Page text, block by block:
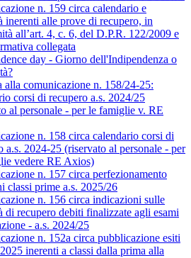
n. 159 circa calendario e
inerenti alle prove di recupero, in
all’art. 4, c. 6, del D.P.R. 122/2009 e
collegata
day - Giorno dell'Indipendenza o
alla comunicazione n. 158/24-25:
corsi di recupero a.s. 2024/25
al personale - per le famiglie v. RE
n. 158 circa calendario corsi di
a.s. 2024-25 (riservato al personale - per
vedere RE Axios)
n. 157 circa perfezionamento
classi prime a.s. 2025/26
n. 156 circa indicazioni sulle
di recupero debiti finalizzate agli esami
- a.s. 2024/25
n. 152a circa pubblicazione esiti
inerenti a classi dalla prima alla